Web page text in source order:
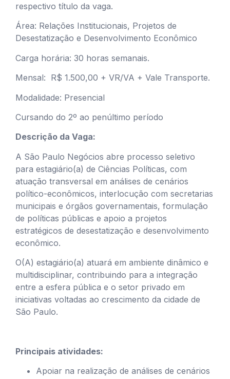
respectivo título da vaga.
Área: Relações Institucionais, Projetos de
Desestatização e Desenvolvimento Econômico
Carga horária: 30 horas semanais.
Mensal: R$ 1.500,00 + VR/VA + Vale Transporte.
Modalidade: Presencial
Cursando do 2º ao penúltimo período
Descrição da Vaga:
A São Paulo Negócios abre processo seletivo
para estagiário(a) de Ciências Políticas, com
atuação transversal em análises de cenários
político-econômicos, interlocução com secretarias
municipais e órgãos governamentais, formulação
de políticas públicas e apoio a projetos
estratégicos de desestatização e desenvolvimento
econômico.
O(A) estagiário(a) atuará em ambiente dinâmico e
multidisciplinar, contribuindo para a integração
entre a esfera pública e o setor privado em
iniciativas voltadas ao crescimento da cidade de
São Paulo.
Principais atividades:
Apoiar na realização de análises de cenários